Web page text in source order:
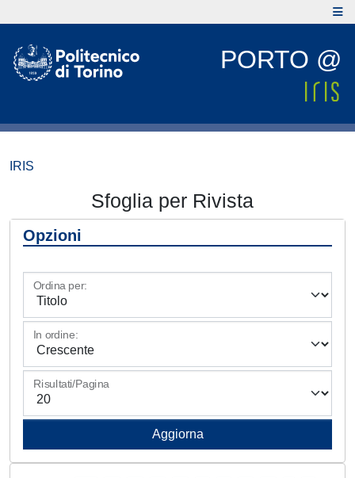
PORTO @
IRIS
Sfoglia per Rivista
Opzioni
Ordina per:
In ordine:
Risultati/Pagina